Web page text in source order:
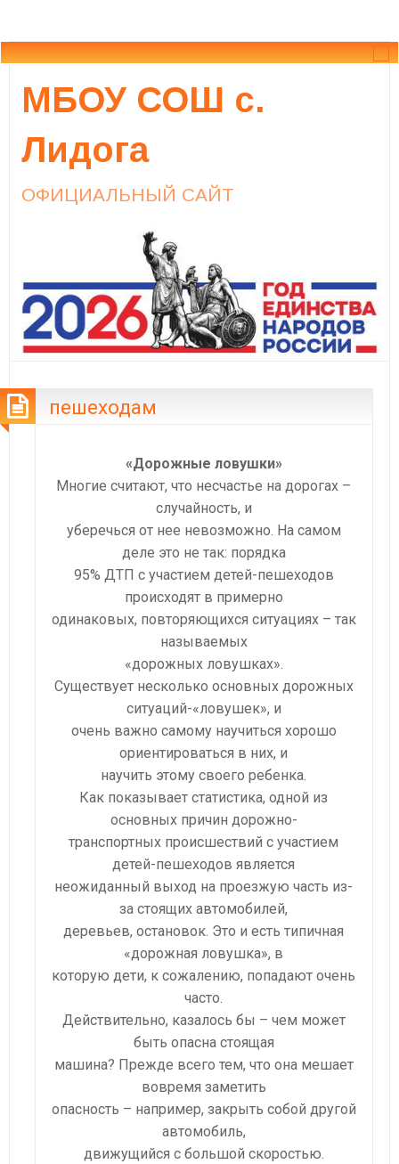
МБОУ СОШ с.
Лидога
ОФИЦИАЛЬНЫЙ САЙТ
пешеходам
«Дорожные ловушки»
Многие считают, что несчастье на дорогах –
случайность, и
уберечься от нее невозможно. На самом
деле это не так: порядка
95% ДТП с участием детей-пешеходов
происходят в примерно
одинаковых, повторяющихся ситуациях – так
называемых
«дорожных ловушках».
Существует несколько основных дорожных
ситуаций-«ловушек», и
очень важно самому научиться хорошо
ориентироваться в них, и
научить этому своего ребенка.
Как показывает статистика, одной из
основных причин дорожно-
транспортных происшествий с участием
детей-пешеходов является
неожиданный выход на проезжую часть из-
за стоящих автомобилей,
деревьев, остановок. Это и есть типичная
«дорожная ловушка», в
которую дети, к сожалению, попадают очень
часто.
Действительно, казалось бы – чем может
быть опасна стоящая
машина? Прежде всего тем, что она мешает
вовремя заметить
опасность – например, закрыть собой другой
автомобиль,
движущийся с большой скоростью.